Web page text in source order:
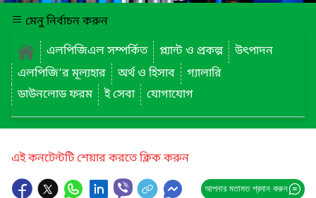
মেনু নির্বাচন করুন
এলপিজিএল সম্পর্কিত
প্ল্যান্ট ও প্রকল্প
উৎপাদন
এলপিজি’র মূল্যহার
অর্থ ও হিসাব
গ্যালারি
ডাউনলোড ফরম
ই সেবা যোগাযোগ
এই কনটেন্টটি শেয়ার করতে ক্লিক করুন
আপনার মতামত প্রদান করুন